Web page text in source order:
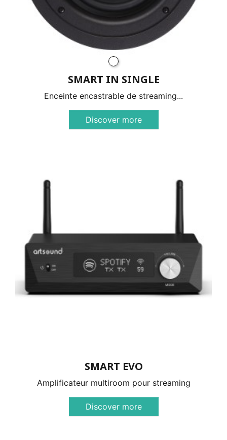
SMART IN SINGLE
Enceinte encastrable de streaming...
Discover more
SMART EVO
Amplificateur multiroom pour streaming
Discover more